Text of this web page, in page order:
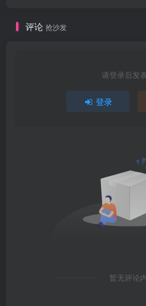
评论 抢沙发
请登录后发
登录
暂无评论